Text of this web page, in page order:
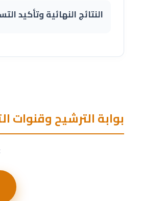
النتائج النهائية وتأكيد
بوابة الترشيح وقنوات